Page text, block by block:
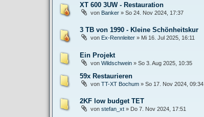
XT 600 3UW - Restauration
von Banker » So 24. Nov 2024, 17:37
3 TB von 1990 - Kleine Schönheitskur
von Ex-Rennleiter » Mi 16. Jul 2025, 16:11
Ein Projekt
von Wildschwein » So 3. Aug 2025, 10:35
59x Restaurieren
von TT-XT Bochum » So 17. Nov 2024, 09:34
2KF low budget TET
von stefan_xt » Do 7. Nov 2024, 17:51